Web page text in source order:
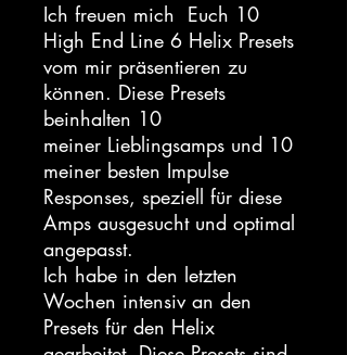
Ich freuen mich Euch 10
High End Line 6 Helix Presets
vom mir präsentieren zu
können. Diese Presets
beinhalten 10
meiner Lieblingsamps und 10
meiner besten Impulse
Responses, speziell für diese
Amps ausgesucht und optimal
angepasst.
Ich habe in den letzten
Wochen intensiv an den
Presets für den Helix